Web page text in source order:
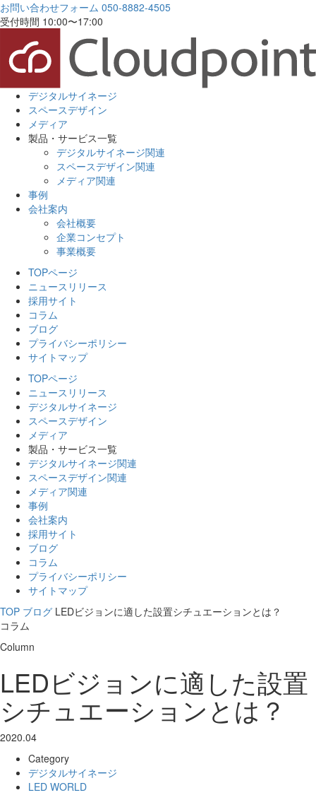
お問い合わせフォーム 050-8882-4505
受付時間 10:00〜17:00
デジタルサイネージ
スペースデザイン
メディア
製品・サービス一覧
デジタルサイネージ関連
スペースデザイン関連
メディア関連
事例
会社案内
会社概要
企業コンセプト
事業概要
TOPページ
ニュースリリース
採用サイト
コラム
ブログ
プライバシーポリシー
サイトマップ
TOPページ
ニュースリリース
デジタルサイネージ
スペースデザイン
メディア
製品・サービス一覧
デジタルサイネージ関連
スペースデザイン関連
メディア関連
事例
会社案内
採用サイト
ブログ
コラム
プライバシーポリシー
サイトマップ
TOP ブログ LEDビジョンに適した設置シチュエーションとは？
コラム
Column
LEDビジョンに適した設置
シチュエーションとは？
2020.04
Category
デジタルサイネージ
LED WORLD